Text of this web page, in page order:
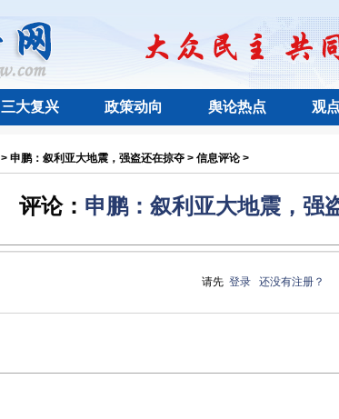
三大复兴 政策动向 舆论热点 观
> 申鹏：叙利亚大地震，强盗还在掠夺 > 信息评论 >
评论： 申鹏：叙利亚大地震，强
请先 登录 还没有注册？